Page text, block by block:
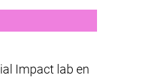
Impact lab en